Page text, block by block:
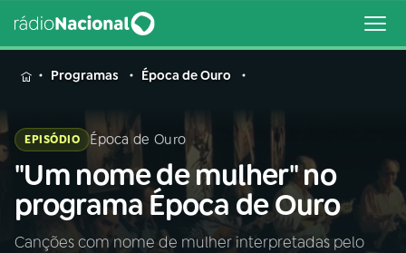
MENU
Buscar
na
Rádio
Nacional
Buscar
Programas Época de Ouro
EPISÓDIO Época de Ouro
"Um nome de mulher" no
programa Época de Ouro
Canções com nome de mulher interpretadas pelo